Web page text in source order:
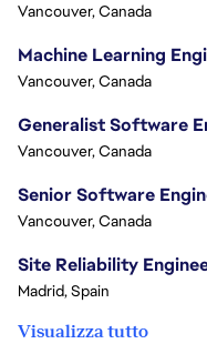
Vancouver, Canada
Machine Learning
Vancouver, Canada
Generalist Software
Vancouver, Canada
Vancouver, Canada
Site Reliability
Madrid, Spain
Visualizza tutto